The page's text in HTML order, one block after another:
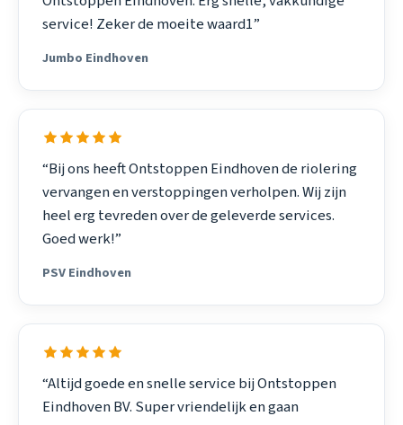
service! Zeker de moeite waard1”
Jumbo Eindhoven
“Bij ons heeft Ontstoppen Eindhoven de riolering
vervangen en verstoppingen verholpen. Wij zijn
heel erg tevreden over de geleverde services.
Goed werk!”
PSV Eindhoven
“Altijd goede en snelle service bij Ontstoppen
Eindhoven BV. Super vriendelijk en gaan